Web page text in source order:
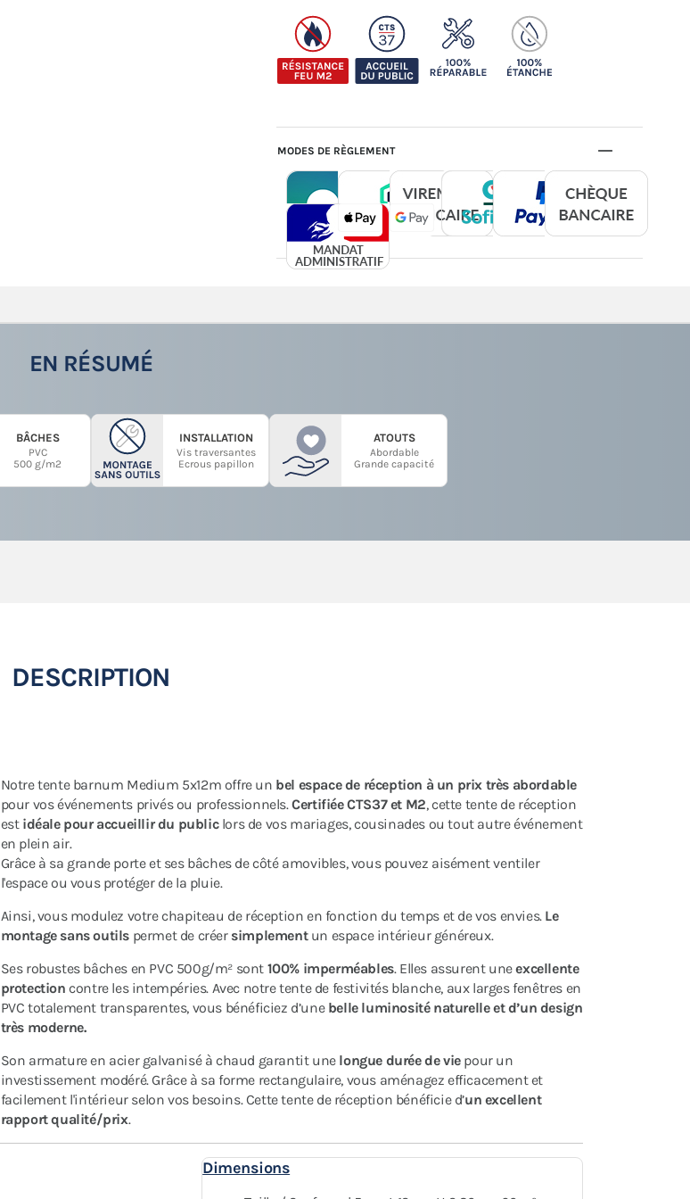
MODES DE RÈGLEMENT
EN RÉSUMÉ
BÂCHES
PVC
500 g/m2
INSTALLATION
Vis traversantes
Ecrous papillon
ATOUTS
Abordable
Grande capacité
DESCRIPTION
Notre tente barnum Medium 5x12m offre un bel espace de réception à un prix très abordable
pour vos événements privés ou professionnels.Certifiée CTS37 et M2, cette tente de réception
est idéale pour accueillir du publiclors de vos mariages, cousinades ou tout autre événement
en plein air.
Grâce à sa grande porte et ses bâches de côté amovibles, vous pouvez aisément ventiler
l'espace ou vous protéger de la pluie.
Ainsi, vous modulez votre chapiteau de réception en fonction du temps et de vos envies. Le
montage sans outils permet de créer simplementun espace intérieur généreux.
Ses robustes bâches en PVC 500g/m² sont 100% imperméables. Elles assurent uneexcellente
protection contre les intempéries. Avec notre tente de festivités blanche, aux larges fenêtres en
PVC totalement transparentes, vous bénéficiez d’une belle luminosité naturelle et d’un design
très moderne.
Son armature en acier galvanisé à chaud garantit unelongue durée de viepour un
investissement modéré. Grâce à sa forme rectangulaire, vous aménagez efficacement et
facilement l'intérieur selon vos besoins. Cette tente de réception bénéficie d’un excellent
rapport qualité/prix.
Dimensions